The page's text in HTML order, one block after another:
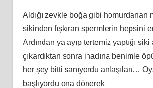
Aldığı zevkle boğa gibi homurdanan
sikinden fışkıran spermlerin hepsini
Ardından yalayıp tertemiz yaptığı siki
çıkardıktan sonra inadına benimle
her şey bitti sanıyordu anlaşılan…
başlıyordu ona dönerek